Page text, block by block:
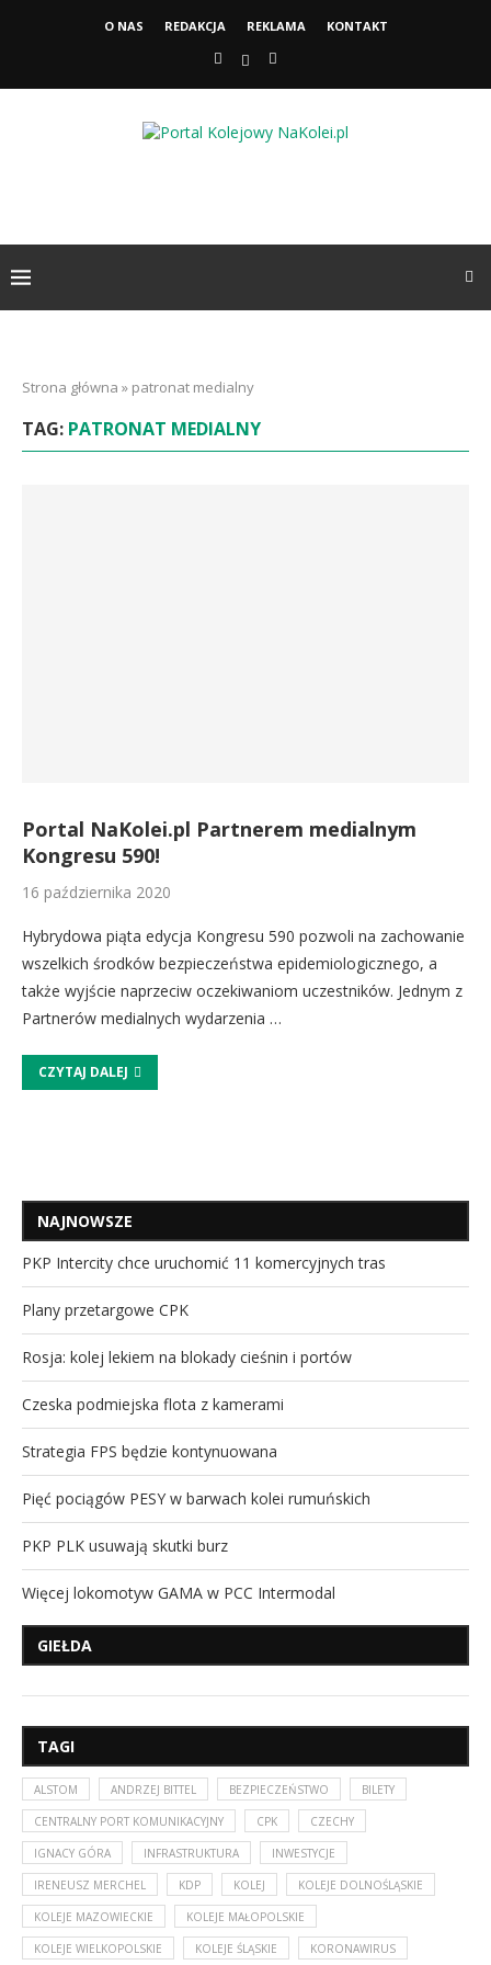
O NAS REDAKCJA REKLAMA KONTAKT
Strona główna » patronat medialny
TAG: PATRONAT MEDIALNY
Portal NaKolei.pl Partnerem medialnym
Kongresu 590!
16 października 2020
Hybrydowa piąta edycja Kongresu 590 pozwoli na zachowanie
wszelkich środków bezpieczeństwa epidemiologicznego, a
także wyjście naprzeciw oczekiwaniom uczestników. Jednym z
Partnerów medialnych wydarzenia …
CZYTAJ DALEJ
NAJNOWSZE
PKP Intercity chce uruchomić 11 komercyjnych tras
Plany przetargowe CPK
Rosja: kolej lekiem na blokady cieśnin i portów
Czeska podmiejska flota z kamerami
Strategia FPS będzie kontynuowana
Pięć pociągów PESY w barwach kolei rumuńskich
PKP PLK usuwają skutki burz
Więcej lokomotyw GAMA w PCC Intermodal
GIEŁDA
TAGI
ALSTOM ANDRZEJ BITTEL BEZPIECZEŃSTWO BILETY
CENTRALNY PORT KOMUNIKACYJNY CPK CZECHY
IGNACY GÓRA INFRASTRUKTURA INWESTYCJE
IRENEUSZ MERCHEL KDP KOLEJ KOLEJE DOLNOŚLĄSKIE
KOLEJE MAZOWIECKIE KOLEJE MAŁOPOLSKIE
KOLEJE WIELKOPOLSKIE KOLEJE ŚLĄSKIE KORONAWIRUS